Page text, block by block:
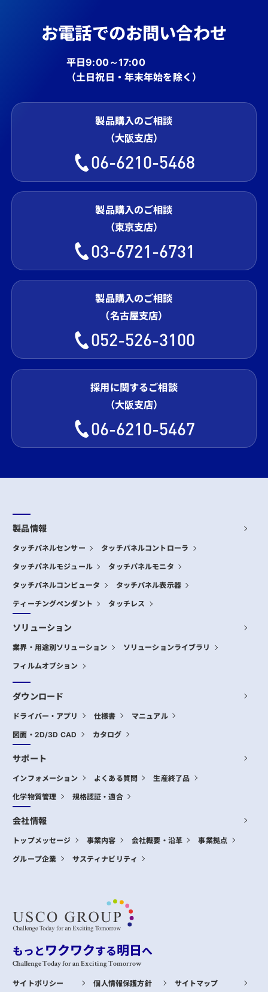
お電話でのお問い合わせ
平日9:00～17:00
（土日祝日・年末年始を除く）
製品購入のご相談
（大阪支店）
06-6210-5468
製品購入のご相談
（東京支店）
03-6721-6731
製品購入のご相談
（名古屋支店）
052-526-3100
採用に関するご相談
（大阪支店）
06-6210-5467
もっとワクワクする明日へ
Challenge Today for an Exciting Tomorrow
サイトポリシー 個人情報保護方針 サイトマップ
製品情報
タッチパネルセンサー タッチパネルコントローラ
タッチパネルモジュール タッチパネルモニタ
タッチパネルコンピュータ タッチパネル表示器
ティーチングペンダント タッチレス
ソリューション
業界・用途別ソリューション ソリューションライブラリ
フィルムオプション
ダウンロード
ドライバー・アプリ 仕様書 マニュアル
図面・2D/3D CAD カタログ
サポート
インフォメーション よくある質問 生産終了品
化学物質管理 規格認証・適合
会社情報
トップメッセージ 事業内容 会社概要・沿革 事業拠点
グループ企業 サスティナビリティ